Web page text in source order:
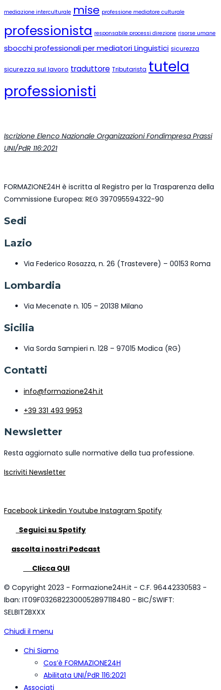
mediazione interculturale mise professione mediatore culturale
professionista responsabile processi direzione risorse umane
sbocchi professionali per mediatori Linguistici sicurezza
sicurezza sul lavoro traduttore Tributarista tutela
professionisti
Iscrizione Elenco Nazionale Organizzazioni Fondimpresa Prassi
UNI/PdR 116:2021
FORMAZIONE24H è iscritta al Registro per la Trasparenza della
Commissione Europea: REG 397095594322-90
Sedi
Lazio
Via Federico Rosazza, n. 26 (Trastevere) – 00153 Roma
Lombardia
Via Mecenate n. 105 – 20138 Milano
Sicilia
Via Sorda Sampieri n. 128 – 97015 Modica (RG)
Contatti
info@formazione24h.it
+39 331 493 9953
Newsletter
Resta aggiornato sulle normative della tua professione.
Iscriviti Newsletter
Facebook Linkedin Youtube Instagram Spotify
Seguici su Spotify
ascolta i nostri Podcast
Clicca QUI
© Copyright 2023 - Formazione24H.it - C.F. 96442330583 -
Iban: IT09F0326822300052897118480 - BIC/SWIFT:
SELBIT2BXXX
Chiudi il menu
Chi Siamo
Cos’è FORMAZIONE24H
Abilitata UNI/PdR 116:2021
Associati